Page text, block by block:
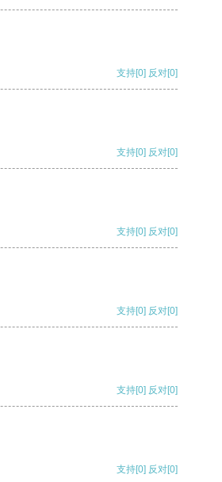
支持[0] 反对[0]
支持[0] 反对[0]
支持[0] 反对[0]
支持[0] 反对[0]
支持[0] 反对[0]
支持[0] 反对[0]